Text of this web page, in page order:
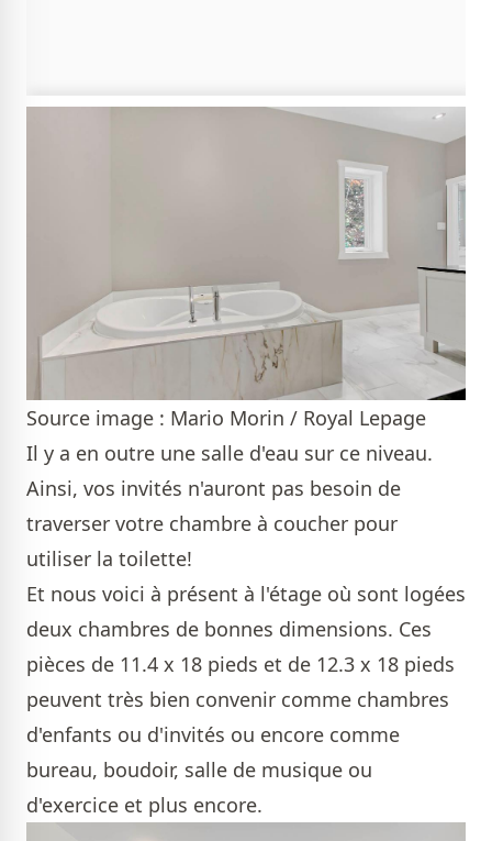
Source image : Mario Morin / Royal Lepage
Il y a en outre une salle d'eau sur ce niveau.
Ainsi, vos invités n'auront pas besoin de
traverser votre chambre à coucher pour
utiliser la toilette!
Et nous voici à présent à l'étage où sont logées
deux chambres de bonnes dimensions. Ces
pièces de 11.4 x 18 pieds et de 12.3 x 18 pieds
peuvent très bien convenir comme chambres
d'enfants ou d'invités ou encore comme
bureau, boudoir, salle de musique ou
d'exercice et plus encore.